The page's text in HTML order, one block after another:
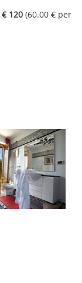
€ 120 (60.00 € per